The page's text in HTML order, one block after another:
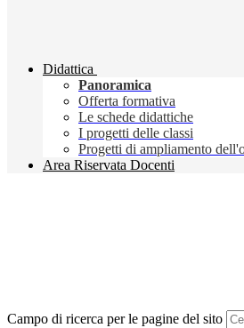
Didattica
Panoramica
Offerta formativa
Le schede didattiche
I progetti delle classi
Progetti di ampliamento
Area Riservata Docenti
Campo di ricerca per le pagine del sito